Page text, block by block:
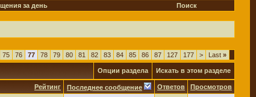
за день Поиск
75 76 77 78 79 80 81 82 83 84 85 86 87 127 177 > Last »
Опции раздела Искать в этом разделе
Рейтинг Последнее сообщение Ответов Просмотров